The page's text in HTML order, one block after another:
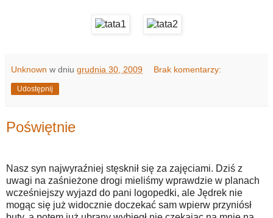
Unknown w dniu grudnia 30, 2009 Brak komentarzy:
Udostępnij
Poświętnie
Nasz syn najwyraźniej stęsknił się za zajęciami. Dziś z
uwagi na zaśnieżone drogi mieliśmy wprawdzie w planach
wcześniejszy wyjazd do pani logopedki, ale Jędrek nie
mogąc się już widocznie doczekać sam wpierw przyniósł